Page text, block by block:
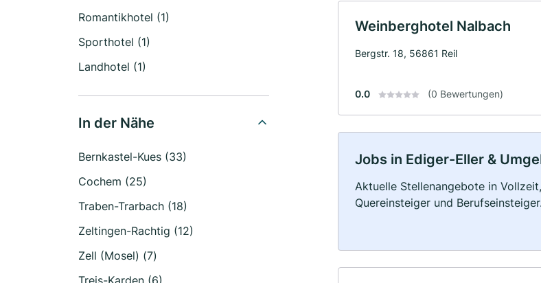
Romantikhotel (1)
Sporthotel (1)
Landhotel (1)
In der Nähe
Bernkastel-Kues (33)
Cochem (25)
Traben-Trarbach (18)
Zeltingen-Rachtig (12)
Zell (Mosel) (7)
Treis-Karden (6)
Weinberghotel Nalbach
Bergstr. 18, 56861 Reil
0.0 (0 Bewertungen)
Jobs in Ediger-Eller &
Aktuelle Stellenangebote in
Quereinsteiger und